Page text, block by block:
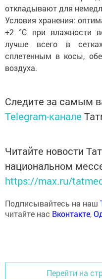
откладывают для
Условия хранения:
+2 °C при влажности
лучше всего в
сплетенным в косы,
воздуха.
Следите за самым
Telegram-канале
Читайте новости
национальном
https://max.ru/
Подписывайтесь на наш
читайте нас Вконтакте,
Перейти на